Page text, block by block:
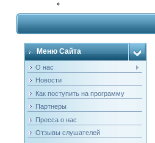
Меню Сайта
О нас
Новости
Как поступить на программу
Партнеры
Пресса о нас
Отзывы слушателей